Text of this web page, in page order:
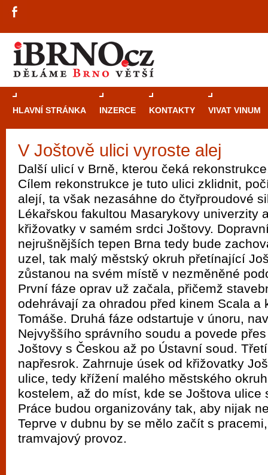
HLAVNÍ STRÁNKA INZERCE KONTAKTY VIVAT VINUM
V Joštově ulici vyroste alej
Další ulicí v Brně, kterou čeká
Cílem rekonstrukce je tuto ulici zklidnit,
alejí, ta však nezasáhne do čtyřproudové
Lékařskou fakultou Masarykovy univerzity
křižovatky v samém srdci Joštovy.
nejrušnějších tepen Brna tedy bude
uzel, tak malý městský okruh přetínající
zůstanou na svém místě v nezměněné
První fáze oprav už začala, přičemž
odehrávají za ohradou před kinem Scala a
Tomáše. Druhá fáze odstartuje v únoru,
Nejvyššího správního soudu a povede
Joštovy s Českou až po Ústavní soud.
napřesrok. Zahrnuje úsek od křižovatky
ulice, tedy křížení malého městského
kostelem, až do míst, kde se Joštova ulice
Práce budou organizovány tak, aby nijak
Teprve v dubnu by se mělo začít s
tramvajový provoz.
Průvodce
Brně: Od
automaty
Brno je
zajímavé
restaurace,
Mimo jiné je ale také místem, kde si
vyzkoušet různé kasinové hry. V
metropoli naleznete širokou nabídku her
po moderní automaty jak pro pravidelné
příležitostné hráče. V...